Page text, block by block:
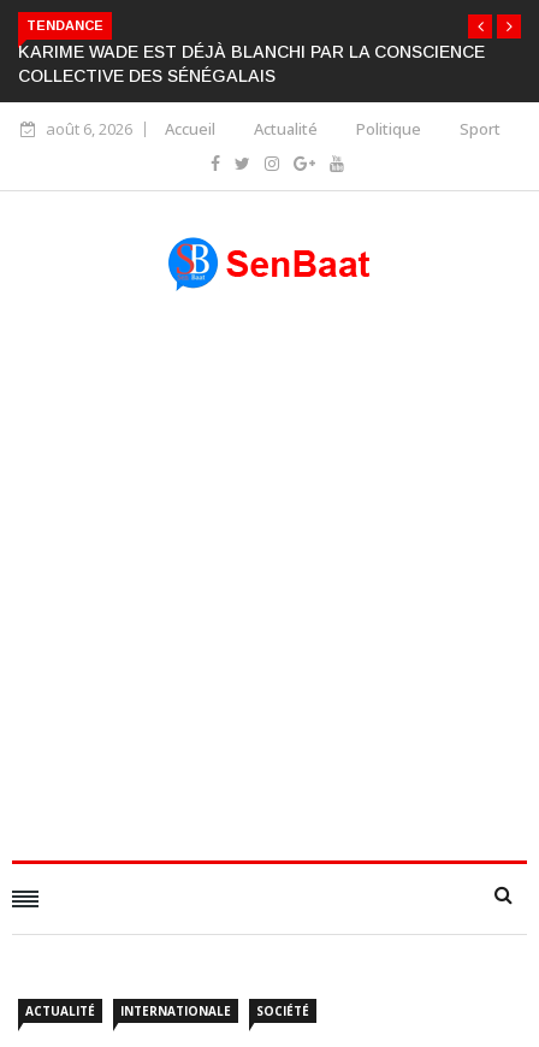
TENDANCE
KARIME WADE EST DÉJÀ BLANCHI PAR LA CONSCIENCE
COLLECTIVE DES SÉNÉGALAIS
août 6, 2026 Accueil Actualité Politique Sport
ACTUALITÉ INTERNATIONALE SOCIÉTÉ